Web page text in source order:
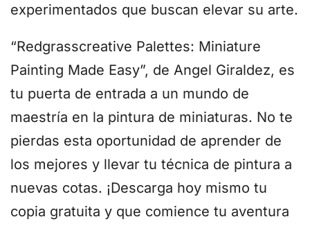
experimentados que buscan elevar su arte.
“Redgrasscreative Palettes: Miniature
Painting Made Easy”, de Angel Giraldez, es
tu puerta de entrada a un mundo de
maestría en la pintura de miniaturas. No te
pierdas esta oportunidad de aprender de
los mejores y llevar tu técnica de pintura a
nuevas cotas. ¡Descarga hoy mismo tu
copia gratuita y que comience tu aventura